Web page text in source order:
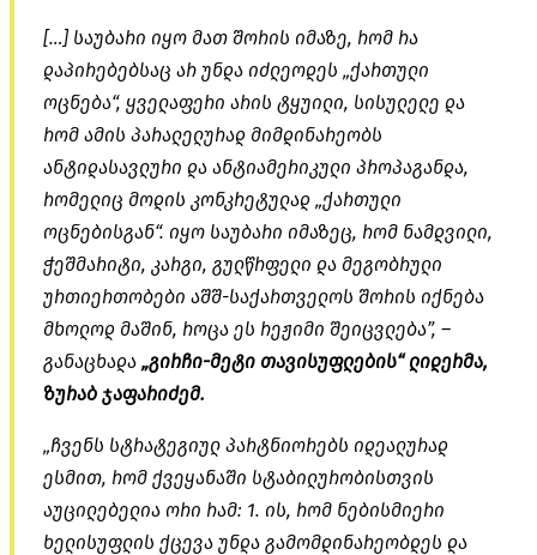
[…] საუბარი იყო მათ შორის იმაზე, რომ რა
დაპირებებსაც არ უნდა იძლეოდეს „ქართული
ოცნება“, ყველაფერი არის ტყუილი, სისულელე და
რომ ამის პარალელურად მიმდინარეობს
ანტიდასავლური და ანტიამერიკული პროპაგანდა,
რომელიც მოდის კონკრეტულად „ქართული
ოცნებისგან“. იყო საუბარი იმაზეც, რომ ნამდვილი,
ჭეშმარიტი, კარგი, გულწრფელი და მეგობრული
ურთიერთობები აშშ-საქართველოს შორის იქნება
მხოლოდ მაშინ, როცა ეს რეჟიმი შეიცვლება”, –
განაცხადა „გირჩი-მეტი თავისუფლების“ ლიდერმა,
ზურაბ ჯაფარიძემ.
„ჩვენს სტრატეგიულ პარტნიორებს იდეალურად
ესმით, რომ ქვეყანაში სტაბილურობისთვის
აუცილებელია ორი რამ: 1. ის, რომ ნებისმიერი
ხელისუფლის ქცევა უნდა გამომდინარეობდეს და